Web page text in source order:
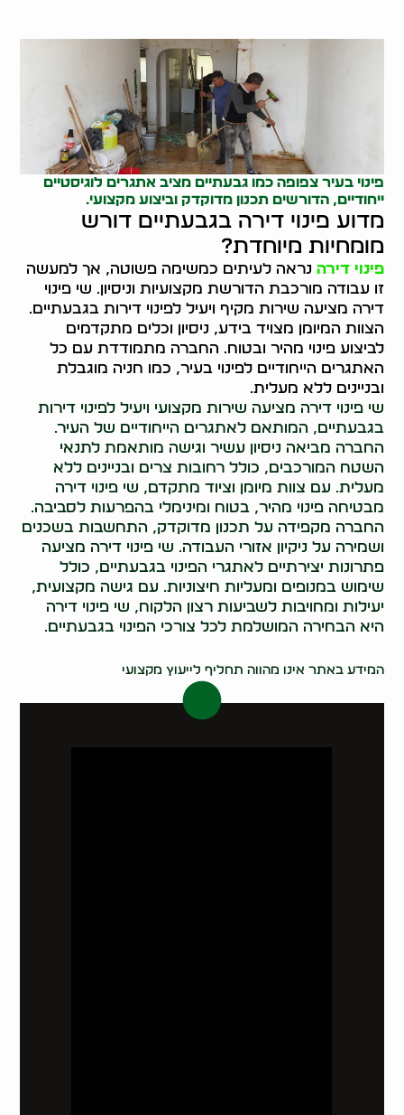
פינוי בעיר צפופה כמו גבעתיים מציב אתגרים לוגיסטיים
ייחודיים, הדורשים תכנון מדוקדק וביצוע מקצועי.
מדוע פינוי דירה בגבעתיים דורש
מומחיות מיוחדת?
פינוי דירה נראה לעיתים כמשימה פשוטה, אך למעשה
זו עבודה מורכבת הדורשת מקצועיות וניסיון. שי פינוי
דירה מציעה שירות מקיף ויעיל לפינוי דירות בגבעתיים.
הצוות המיומן מצויד בידע, ניסיון וכלים מתקדמים
לביצוע פינוי מהיר ובטוח. החברה מתמודדת עם כל
האתגרים הייחודיים לפינוי בעיר, כמו חניה מוגבלת
ובניינים ללא מעלית.
שי פינוי דירה מציעה שירות מקצועי ויעיל לפינוי דירות
בגבעתיים, המותאם לאתגרים הייחודיים של העיר.
החברה מביאה ניסיון עשיר וגישה מותאמת לתנאי
השטח המורכבים, כולל רחובות צרים ובניינים ללא
מעלית. עם צוות מיומן וציוד מתקדם, שי פינוי דירה
מבטיחה פינוי מהיר, בטוח ומינימלי בהפרעות לסביבה.
החברה מקפידה על תכנון מדוקדק, התחשבות בשכנים
ושמירה על ניקיון אזורי העבודה. שי פינוי דירה מציעה
פתרונות יצירתיים לאתגרי הפינוי בגבעתיים, כולל
שימוש במנופים ומעליות חיצוניות. עם גישה מקצועית,
יעילות ומחויבות לשביעות רצון הלקוח, שי פינוי דירה
היא הבחירה המושלמת לכל צורכי הפינוי בגבעתיים.
המידע באתר אינו מהווה תחליף לייעוץ מקצועי